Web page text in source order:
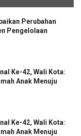
Perubahan
Pengelolaan
Ke-42, Wali Kota:
Anak Menuju
Ke-42, Wali Kota:
Anak Menuju